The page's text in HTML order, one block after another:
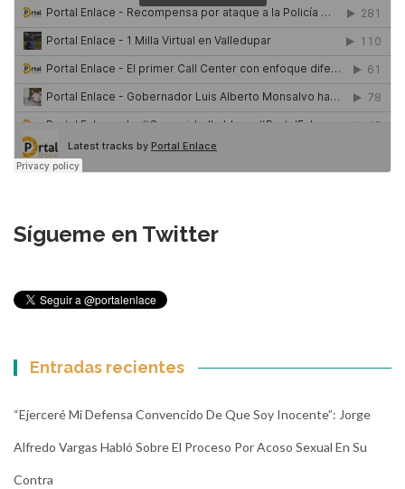
Sígueme en Twitter
Entradas recientes
“Ejerceré Mi Defensa Convencido De Que Soy Inocente”: Jorge
Alfredo Vargas Habló Sobre El Proceso Por Acoso Sexual En Su
Contra